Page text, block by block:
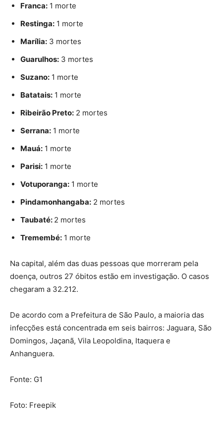
Franca: 1 morte
Restinga: 1 morte
Marília: 3 mortes
Guarulhos: 3 mortes
Suzano: 1 morte
Batatais: 1 morte
Ribeirão Preto: 2 mortes
Serrana: 1 morte
Mauá: 1 morte
Parisi: 1 morte
Votuporanga: 1 morte
Pindamonhangaba: 2 mortes
Taubaté: 2 mortes
Tremembé: 1 morte
Na capital, além das duas pessoas que morreram pela
doença, outros 27 óbitos estão em investigação. O casos
chegaram a 32.212.
De acordo com a Prefeitura de São Paulo, a maioria das
infecções está concentrada em seis bairros: Jaguara, São
Domingos, Jaçanã, Vila Leopoldina, Itaquera e
Anhanguera.
Fonte: G1
Foto: Freepik